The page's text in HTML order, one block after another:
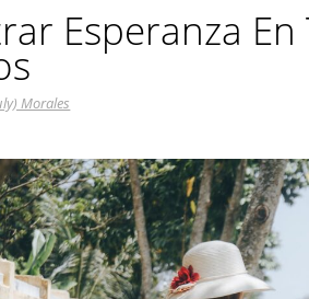
Esperanza En
Morales